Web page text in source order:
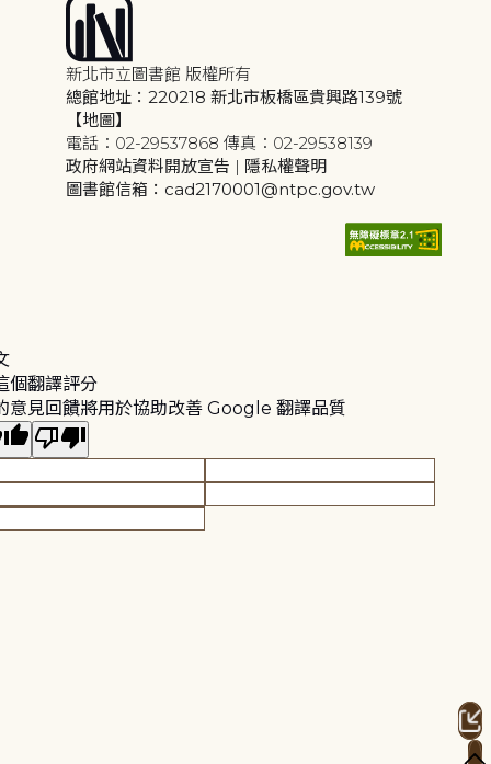
新北市立圖書館 版權所有
總館地址：220218 新北市板橋區貴興路139號
【地圖】
電話：02-29537868 傳真：02-29538139
政府網站資料開放宣告 | 隱私權聲明
圖書館信箱：cad2170001@ntpc.gov.tw
個翻譯評分
意見回饋將用於協助改善 Google 翻譯品質